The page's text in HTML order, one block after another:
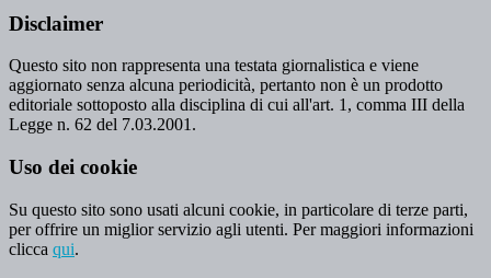
Disclaimer
Questo sito non rappresenta una testata giornalistica e viene
aggiornato senza alcuna periodicità, pertanto non è un prodotto
editoriale sottoposto alla disciplina di cui all'art. 1, comma III della
Legge n. 62 del 7.03.2001.
Uso dei cookie
Su questo sito sono usati alcuni cookie, in particolare di terze parti,
per offrire un miglior servizio agli utenti. Per maggiori informazioni
clicca qui.